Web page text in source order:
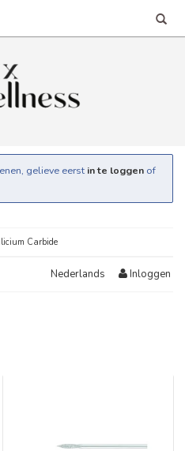
gelieve eerst in te loggen of
Carbide
Nederlands Inloggen